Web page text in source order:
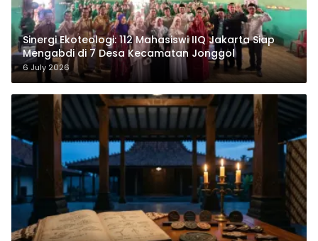
‎Sinergi Ekoteologi: 112 Mahasiswi IIQ Jakarta Siap
Mengabdi di 7 Desa Kecamatan Jonggol
6 July 2026